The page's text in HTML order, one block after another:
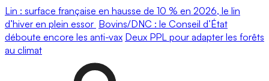
Lin : surface française en hausse de 10 % en 2026, le lin
d’hiver en plein essor Bovins/DNC : le Conseil d’État
déboute encore les anti-vax Deux PPL pour adapter les forêts
au climat